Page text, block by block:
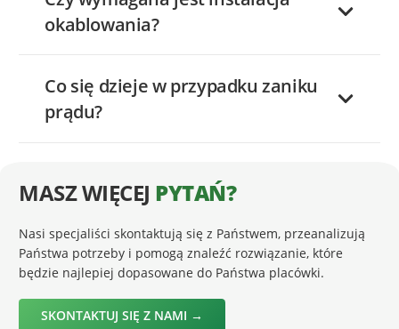
okablowania?
Co się dzieje w przypadku zaniku
prądu?
MASZ WIĘCEJ PYTAŃ?
Nasi specjaliści skontaktują się z Państwem, przeanalizują
Państwa potrzeby i pomogą znaleźć rozwiązanie, które
będzie najlepiej dopasowane do Państwa placówki.
SKONTAKTUJ SIĘ Z NAMI →